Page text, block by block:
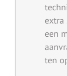
extra
een
ten